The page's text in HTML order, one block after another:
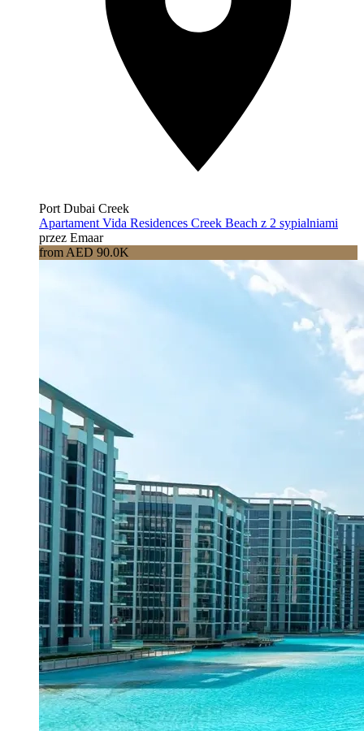
Port Dubai Creek
Apartament Vida Residences Creek Beach z 2 sypialniami
przez Emaar
from AED 90.0K